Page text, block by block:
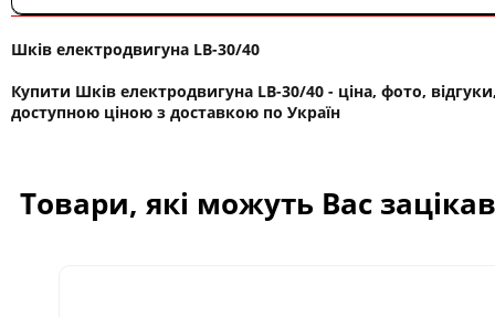
Шків електродвигуна LB-30/40
Купити Шків електродвигуна LB-30/40 - ціна, фото,
доступною ціною з доставкою по Україн
Товари, які можуть Вас